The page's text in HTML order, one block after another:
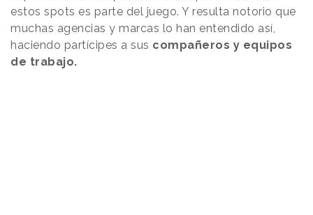
estos spots es parte del juego. Y resulta notorio que
muchas agencias y marcas lo han entendido así,
haciendo partícipes a sus compañeros y equipos
de trabajo.